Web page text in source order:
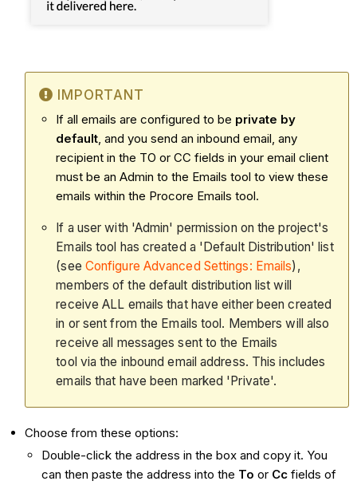
IMPORTANT
If all emails are configured to be private by
default, and you send an inbound email, any
recipient in the TO or CC fields in your email client
must be an Admin to the Emails tool to view these
emails within the Procore Emails tool.
If a user with 'Admin' permission on the project's
Emails tool has created a 'Default Distribution' list
(see Configure Advanced Settings: Emails),
members of the default distribution list will
receive ALL emails that have either been created
in or sent from the Emails tool. Members will also
receive all messages sent to the Emails
tool via the inbound email address. This includes
emails that have been marked 'Private'.
Choose from these options:
Double-click the address in the box and copy it. You
can then paste the address into the To or Cc fields of